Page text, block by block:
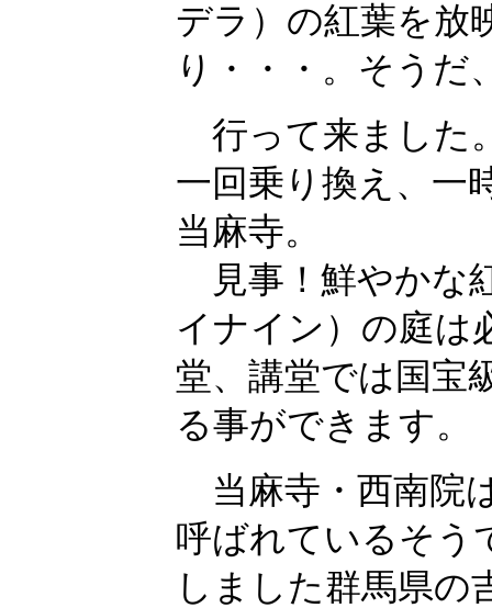
デラ）の紅葉を放
り・・・。そうだ
行って来ました
一回乗り換え、一
当麻寺。
見事！鮮やかな
イナイン）の庭は
堂、講堂では国宝
る事ができます。
当麻寺・西南院
呼ばれているそう
しました群馬県の